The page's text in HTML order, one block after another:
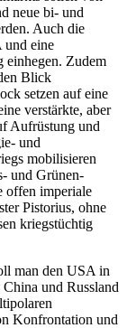
neue bi- und
Auch die
und eine
einhegen. Zudem
Blick
setzen auf eine
verstärkte, aber
Aufrüstung und
und
mobilisieren
und Grünen-
offen imperiale
Pistorius, ohne
kriegstüchtig
man den USA in
und Russland
Konfrontation und